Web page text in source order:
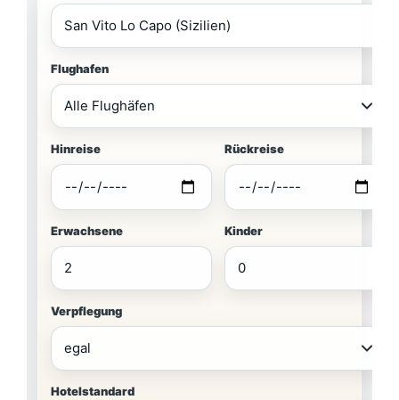
Flughafen
Hinreise Rückreise
Erwachsene Kinder
Verpflegung
Hotelstandard